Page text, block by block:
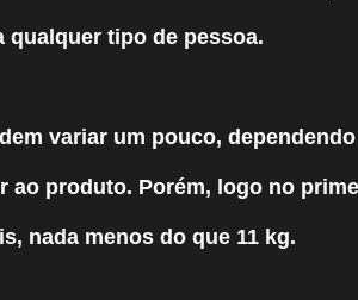
qualquer tipo de pessoa.
variar um pouco,
ao produto. Porém, logo no
nada menos do que 11 kg.